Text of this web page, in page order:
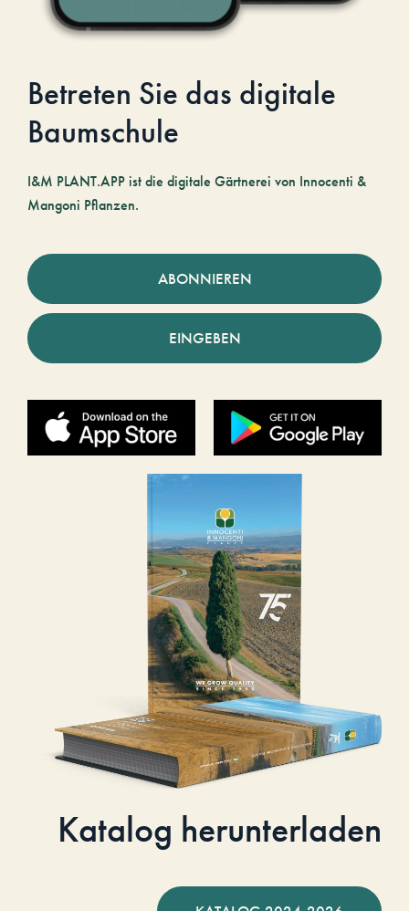
Betreten Sie das digitale
Baumschule
I&M PLANT.APP ist die digitale Gärtnerei von Innocenti &
Mangoni Pflanzen.
ABONNIEREN
EINGEBEN
Katalog herunterladen